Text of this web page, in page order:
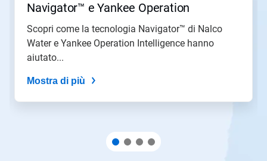
puntini
Navigator™ e Yankee Operation
Intelligence
Scopri come la tecnologia Navigator™ di Nalco
Water e Yankee Operation Intelligence hanno
aiutato...
Mostra di più